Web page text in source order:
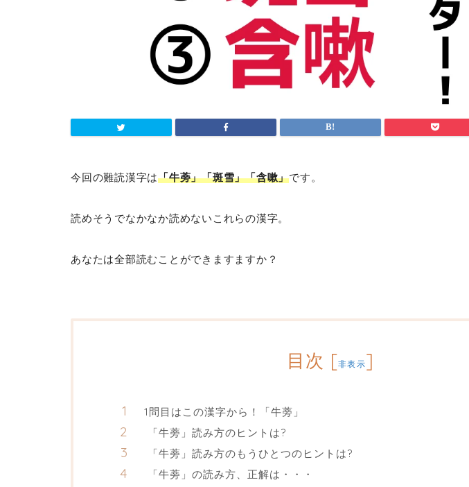
今回の難読漢字は「牛蒡」「斑雪」「含嗽」です。
読めそうでなかなか読めないこれらの漢字。
あなたは全部読むことができますますか？
目次 [非表示]
1問目はこの漢字から！「牛蒡」
「牛蒡」読み方のヒントは?
「牛蒡」読み方のもうひとつのヒントは?
「牛蒡」の読み方、正解は・・・